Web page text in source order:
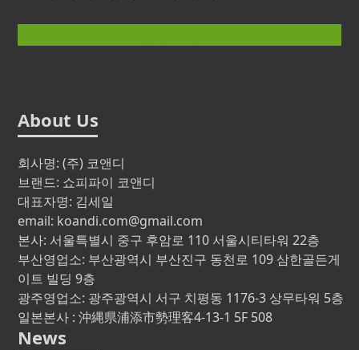
About Us
회사명: (주) 코앤디
브랜드: 쇼피파이 코앤디
대표자명: 김세일
email: koandi.com@gmail.com
본사: 서울특별시 중구 후암로 110 서울시티타워 22층
부산영업소: 부산광역시 부산진구 동천로 109 삼한골든게
이트 빌딩 9층
광주영업소: 광주광역시 서구 치평동 1176-3 상무타워 5층
일본본사 : 沖縄県浦添市勢理客4-13-1 5F 508
News